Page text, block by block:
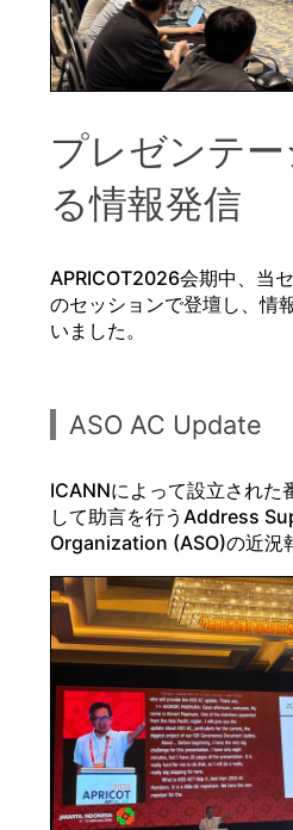
プレゼンテ
る情報発信
APRICOT2026会期中、当
のセッションで登壇し、情
いました。
ASO AC Update
ICANNによって設立された
して助言を行うAddress
Organization (ASO)の近況